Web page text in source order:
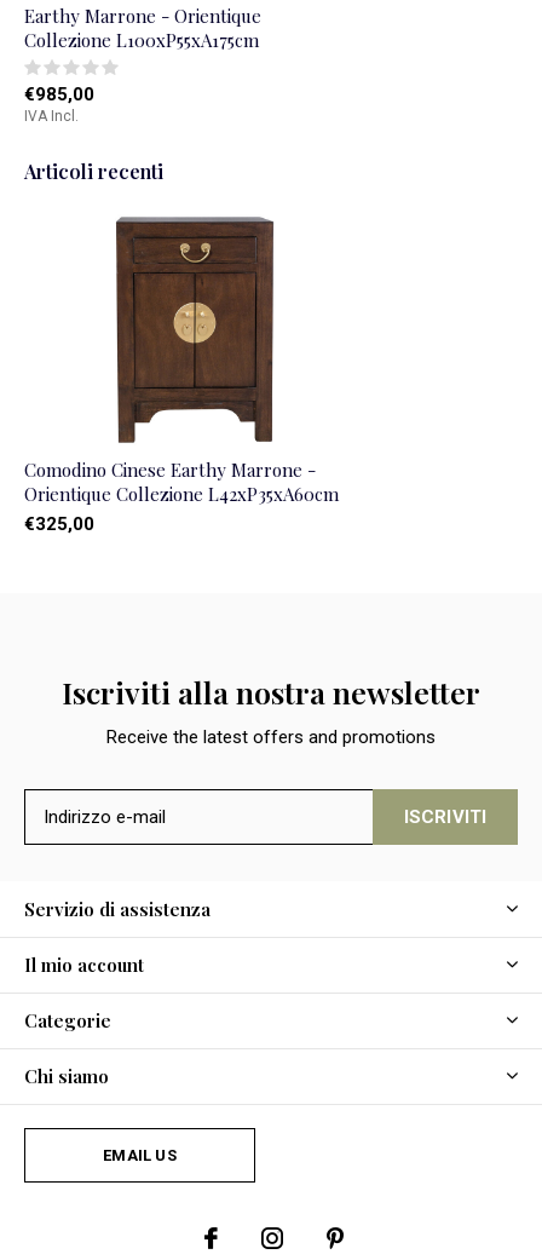
Earthy Marrone - Orientique
Collezione L100xP55xA175cm
€985,00
IVA Incl.
Articoli recenti
Comodino Cinese Earthy Marrone -
Orientique Collezione L42xP35xA60cm
€325,00
Iscriviti alla nostra newsletter
Receive the latest offers and promotions
ISCRIVITI
Servizio di assistenza
Il mio account
Categorie
Chi siamo
EMAIL US